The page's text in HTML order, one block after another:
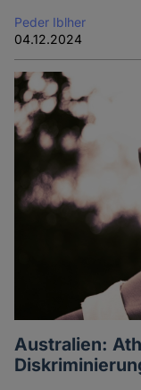
Peder Iblher
04.12.2024
Australien: